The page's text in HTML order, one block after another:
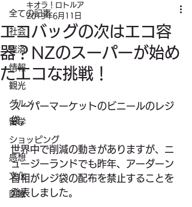
全ての記事
社会
経済
情報
観光
グルメ
留学
ショッピング
感想
文化
医療
エコバッグの次はエコ容
器？NZのスーパーが始め
たエコな挑戦！
キオラ！ロトルア
2019年6月11日
スーパーマーケットのビニールのレジ
袋。
世界中で削減の動きがありますが、ニ
ュージーランドでも昨年、アーダーン
首相がレジ袋の配布を禁止することを
発表しました。